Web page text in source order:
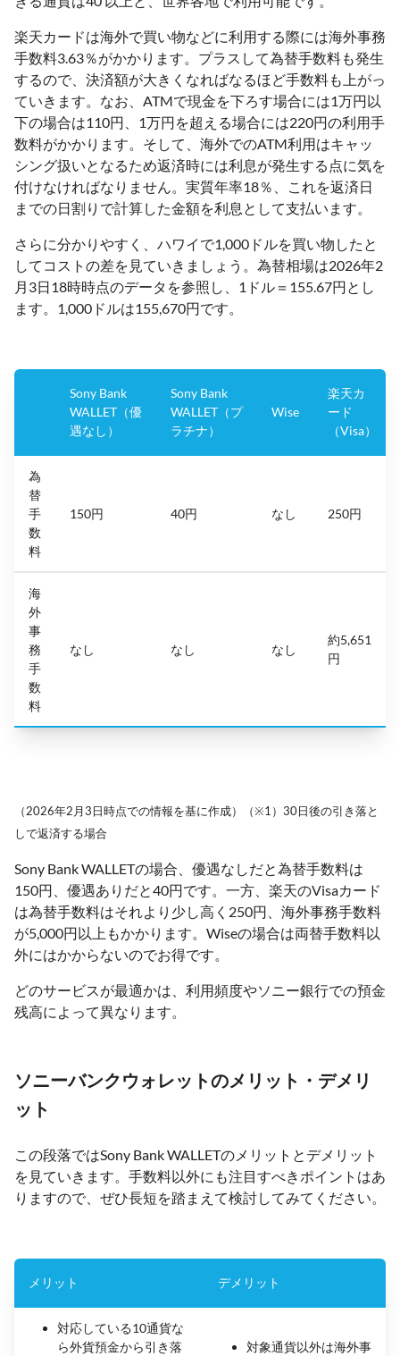
楽天カードは海外で買い物などに利用する際には海外事務
手数料3.63％がかかります。プラスして為替手数料も発生
するので、決済額が大きくなればなるほど手数料も上がっ
ていきます。なお、ATMで現金を下ろす場合には1万円以
下の場合は110円、1万円を超える場合には220円の利用手
数料がかかります。そして、海外でのATM利用はキャッ
シング扱いとなるため返済時には利息が発生する点に気を
付けなければなりません。実質年率18％、これを返済日
までの日割りで計算した金額を利息として支払います。
さらに分かりやすく、ハワイで1,000ドルを買い物したと
してコストの差を見ていきましょう。為替相場は2026年2
月3日18時時点のデータを参照し、1ドル＝155.67円とし
ます。1,000ドルは155,670円です。
Sony Bank
WALLET（優
遇なし）
Sony Bank
WALLET（プ
ラチナ）
Wise
楽天カ
ード
（Visa）
為
替
手
数
料
150円 40円 なし 250円
海
外
事
務
手
数
料
なし なし なし
約5,651
円
（2026年2月3日時点での情報を基に作成）（※1）30日後の引き落と
しで返済する場合
Sony Bank WALLETの場合、優遇なしだと為替手数料は
150円、優遇ありだと40円です。一方、楽天のVisaカード
は為替手数料はそれより少し高く250円、海外事務手数料
が5,000円以上もかかります。Wiseの場合は両替手数料以
外にはかからないのでお得です。
どのサービスが最適かは、利用頻度やソニー銀行での預金
残高によって異なります。
ソニーバンクウォレットのメリット・デメリ
ット
この段落ではSony Bank WALLETのメリットとデメリット
を見ていきます。手数料以外にも注目すべきポイントはあ
りますので、ぜひ長短を踏まえて検討してみてください。
メリット デメリット
対応している10通貨な
ら外貨預金から引き落
対象通貨以外は海外事